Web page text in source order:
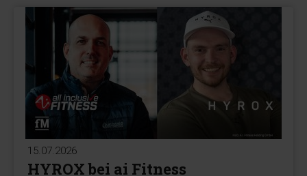
15.07.2026
HYROX bei ai Fitness